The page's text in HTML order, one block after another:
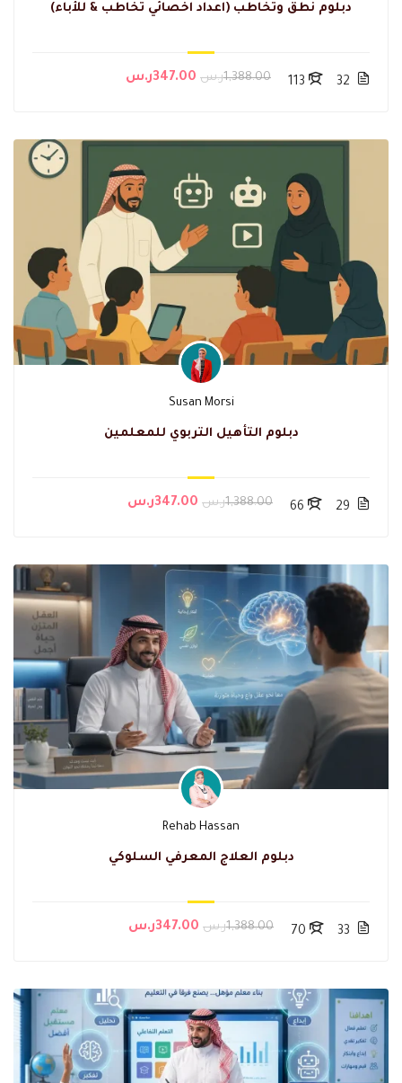
دبلوم نطق وتخاطب (اعداد اخصائي تخاطب & للأباء)
32
113 1,388.00ر.س 347.00ر.س
Susan Morsi
دبلوم التأهيل التربوي للمعلمين
29
66 1,388.00ر.س 347.00ر.س
Rehab Hassan
دبلوم العلاج المعرفي السلوكي
33
70 1,388.00ر.س 347.00ر.س